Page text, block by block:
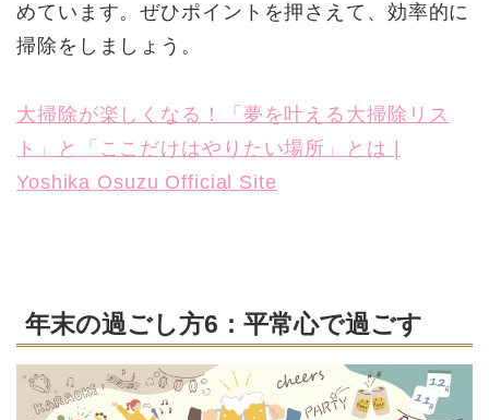
めています。ぜひポイントを押さえて、効率的に
掃除をしましょう。
大掃除が楽しくなる！「夢を叶える大掃除リス
ト」と「ここだけはやりたい場所」とは |
Yoshika Osuzu Official Site
年末の過ごし方6：平常心で過ごす